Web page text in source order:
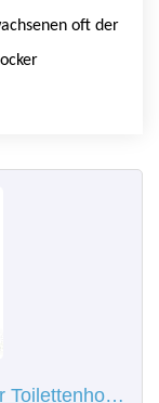
oft der
Hey Nature® HOCA medizinischer Toilettenhocker Erwachsene, Klohocker - Schnelle Hilfe gegen Hämorrhoiden, Blähbauch, Verstopfung, Blähungen. Badhocker/WC Hocker wirkt als natürliches Abführmittel